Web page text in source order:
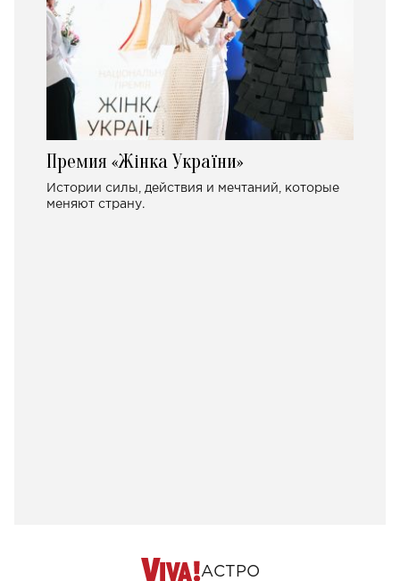
Премия «Жінка України»
Истории силы, действия и мечтаний, которые
меняют страну.
АСТРО